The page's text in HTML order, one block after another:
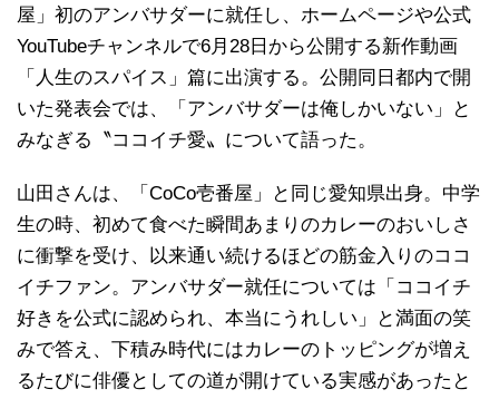
屋」初のアンバサダーに就任し、ホームページや公式
YouTubeチャンネルで6月28日から公開する新作動画
「人生のスパイス」篇に出演する。公開同日都内で開
いた発表会では、「アンバサダーは俺しかいない」と
みなぎる〝ココイチ愛〟について語った。
山田さんは、「CoCo壱番屋」と同じ愛知県出身。中学
生の時、初めて食べた瞬間あまりのカレーのおいしさ
に衝撃を受け、以来通い続けるほどの筋金入りのココ
イチファン。アンバサダー就任については「ココイチ
好きを公式に認められ、本当にうれしい」と満面の笑
みで答え、下積み時代にはカレーのトッピングが増え
るたびに俳優としての道が開けている実感があったと